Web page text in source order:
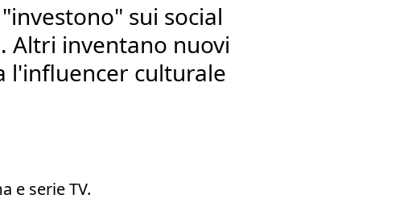
sui social
Altri inventano nuovi
l'influencer culturale
e serie TV.